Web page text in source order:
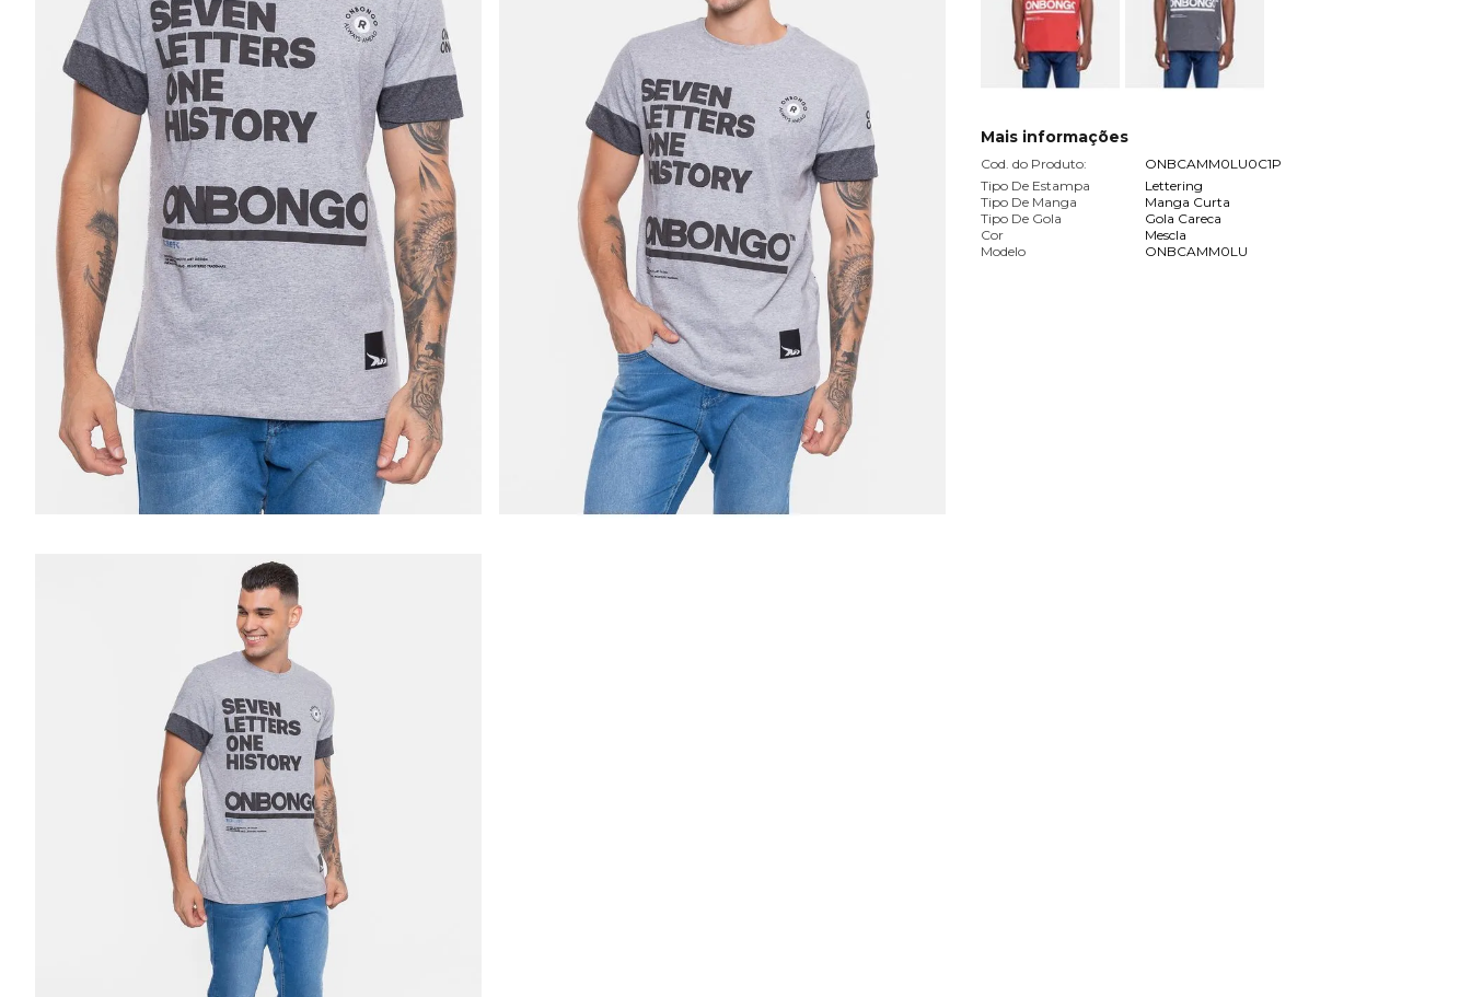
Mais informações
Cod. do Produto:
ONBCAMM0LU0C1P
Tipo De Estampa
Lettering
Tipo De Manga
Manga Curta
Tipo De Gola
Gola Careca
Cor
Mescla
Modelo
ONBCAMM0LU